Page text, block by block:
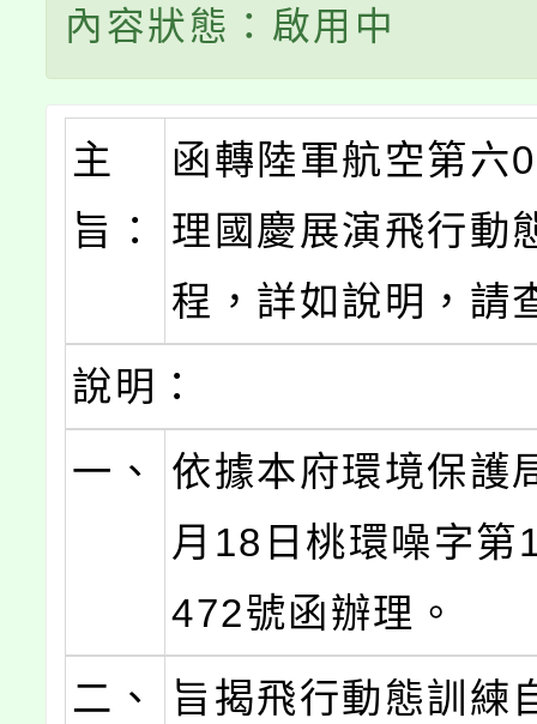
內容狀態：啟用中
主
旨：
函轉陸軍航空第六
理國慶展演飛行動
程，詳如說明，請
說明：
一、
依據本府環境保護
月18日桃環噪字第
472號函辦理。
二、
旨揭飛行動態訓練